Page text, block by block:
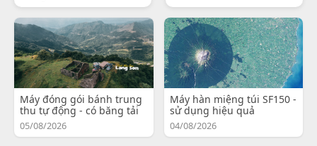
Máy đóng gói bánh trung
thu tự động - có băng tải
05/08/2026
Máy hàn miệng túi SF150 -
sử dụng hiệu quả
04/08/2026